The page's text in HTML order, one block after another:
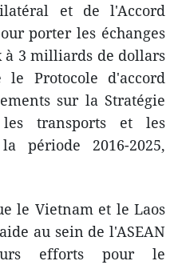
et de l'Accord
porter les échanges
3 milliards de dollars
le Protocole d'accord
sur la Stratégie
transports et les
période 2016-2025,
le Vietnam et le Laos
au sein de l'ASEAN
efforts pour le